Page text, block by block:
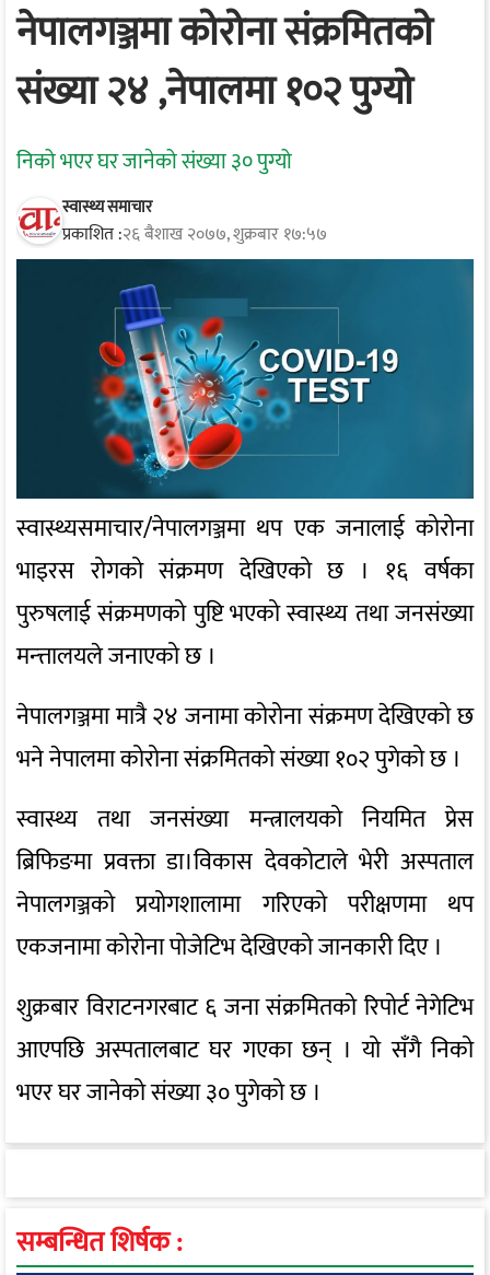
नेपालगञ्जमा कोरोना संक्रमितको
संख्या २४ ,नेपालमा १०२ पुग्यो
निको भएर घर जानेको संख्या ३० पुग्यो
स्वास्थ्य समाचार
प्रकाशित :२६ बैशाख २०७७, शुक्रबार १७:५७
स्वास्थ्यसमाचार/नेपालगञ्जमा थप एक जनालाई कोरोना
भाइरस रोगको संक्रमण देखिएको छ । १६ वर्षका
पुरुषलाई संक्रमणको पुष्टि भएको स्वास्थ्य तथा जनसंख्या
मन्त्तालयले जनाएको छ ।
नेपालगञ्जमा मात्रै २४ जनामा कोरोना संक्रमण देखिएको छ
भने नेपालमा कोरोना संक्रमितको संख्या १०२ पुगेको छ ।
स्वास्थ्य तथा जनसंख्या मन्त्रालयको नियमित प्रेस
ब्रिफिङमा प्रवक्ता डा।विकास देवकोटाले भेरी अस्पताल
नेपालगञ्जको प्रयोगशालामा गरिएको परीक्षणमा थप
एकजनामा कोरोना पोजेटिभ देखिएको जानकारी दिए ।
शुक्रबार विराटनगरबाट ६ जना संक्रमितको रिपोर्ट नेगेटिभ
आएपछि अस्पतालबाट घर गएका छन् । यो सँगै निको
भएर घर जानेको संख्या ३० पुगेको छ ।
सम्बन्धित शिर्षक :